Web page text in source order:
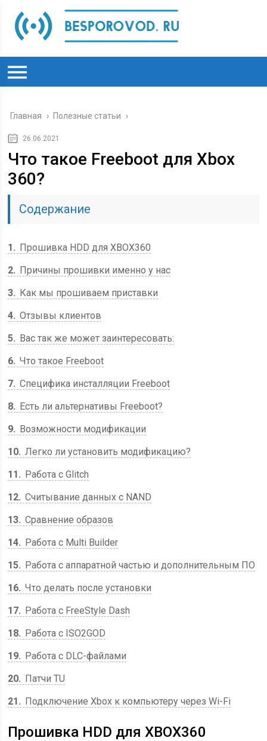
Главная › Полезные статьи ›
26.06.2021
Что такое Freeboot для Xbox
360?
Содержание
1
Прошивка HDD для XBOX360
2
Причины прошивки именно у нас
3
Как мы прошиваем приставки
4 Отзывы клиентов
5
Вас так же может заинтересовать:
6 Что такое Freeboot
7 Специфика инсталляции Freeboot
8
Есть ли альтернативы Freeboot?
9
Возможности модификации
10 Легко ли установить модификацию?
11
Работа с Glitch
12 Считывание данных с NAND
13 Сравнение образов
14
Работа с Multi Builder
15
Работа с аппаратной частью и дополнительным ПО
16 Что делать после установки
17
Работа с FreeStyle Dash
18
Работа с ISO2GOD
19
Работа с DLC-файлами
20
Патчи TU
21
Подключение Xbox к компьютеру через Wi-Fi
Прошивка HDD для XBOX360